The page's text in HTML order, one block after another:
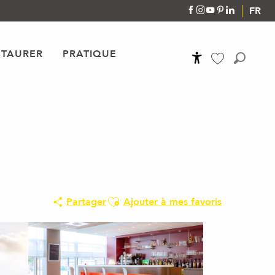
FR
PRATIQUE
PartagerAjouter aux favoris
Ajouter à mes favoris